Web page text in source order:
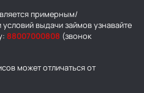
примерным/
выдачи займов узнавайте
88007000808 (звонок
может отличаться от